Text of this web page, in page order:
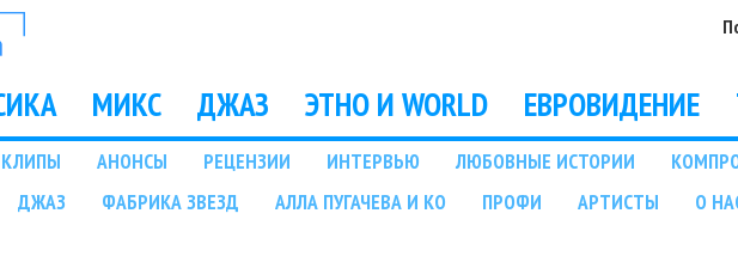
МИКС ДЖАЗ ЭТНО И WORLD ЕВРОВИДЕНИЕ
КЛИПЫ АНОНСЫ РЕЦЕНЗИИ ИНТЕРВЬЮ ЛЮБОВНЫЕ ИСТОРИИ
ДЖАЗ ФАБРИКА ЗВЕЗД АЛЛА ПУГАЧЕВА И КО ПРОФИ АРТИСТЫ О